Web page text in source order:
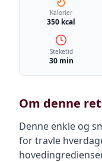
Kalorier
350 kcal
Steketid
30 min
Om denne
Denne enkle og
for travle